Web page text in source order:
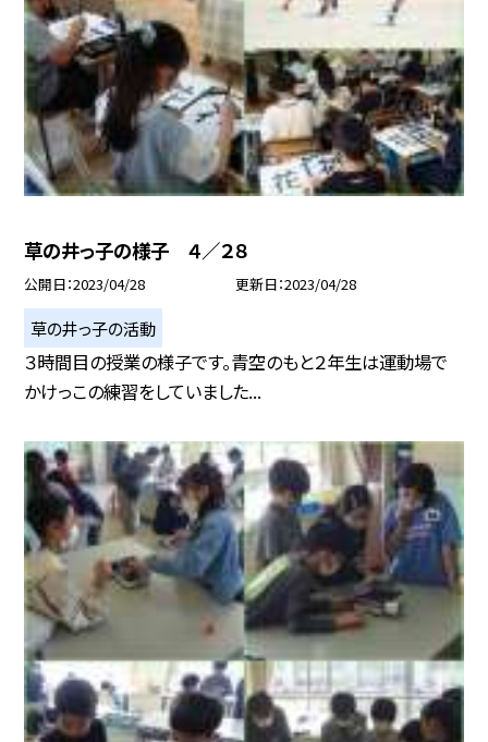
草の井っ子の様子 ４／２８
公開日 2023/04/28 更新日 2023/04/28
草の井っ子の活動
３時間目の授業の様子です。青空のもと２年生は運動場で
かけっこの練習をしていました...